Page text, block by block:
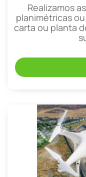
Realizamos
planimétricas
carta ou planta